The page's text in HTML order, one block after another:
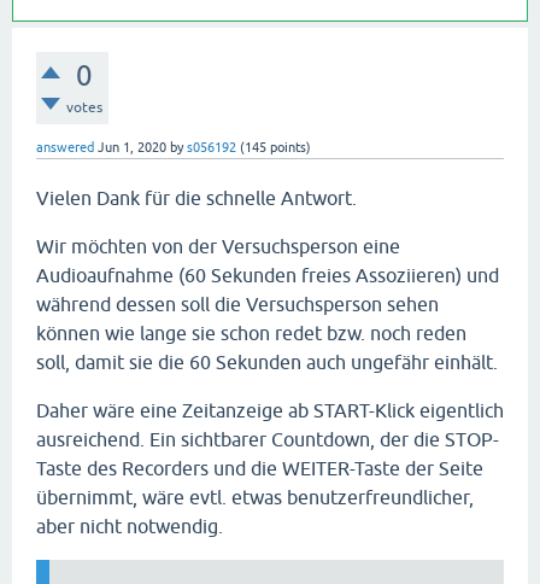
0
votes
answered Jun 1, 2020 bys056192 (145 points)
Vielen Dank für die schnelle Antwort.
Wir möchten von der Versuchsperson eine
Audioaufnahme (60 Sekunden freies Assoziieren) und
während dessen soll die Versuchsperson sehen
können wie lange sie schon redet bzw. noch reden
soll, damit sie die 60 Sekunden auch ungefähr einhält.
Daher wäre eine Zeitanzeige ab START-Klick eigentlich
ausreichend. Ein sichtbarer Countdown, der die STOP-
Taste des Recorders und die WEITER-Taste der Seite
übernimmt, wäre evtl. etwas benutzerfreundlicher,
aber nicht notwendig.